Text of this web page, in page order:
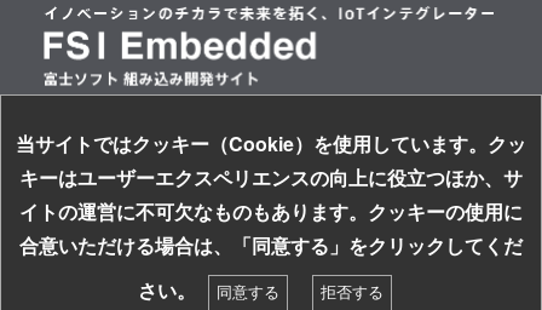
情報セキュリティ基本方針
個人情報保護方針
サイトのご利用について
ソーシャルメディアガイドライン
お探しの組み込み製品はキーワードで検索！
当サイトではクッキー（Cookie）を使用しています。クッ
キーはユーザーエクスペリエンスの向上に役立つほか、サ
イトの運営に不可欠なものもあります。クッキーの使用に
合意いただける場合は、「同意する」をクリックしてくだ
さい。
同意する 拒否する